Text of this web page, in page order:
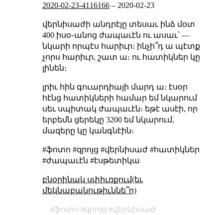
2020-02-23-4116166– 2020-02-23
վերնիսաժի անդրէյը տեսաւ ինձ մօտ
400 իսօ֊անոց ժապաւէն ու ասաւ՝ —
նկարի որպէս հարիւր։ ինչի՞դ ա պէտք
չորս հարիւր, շատ ա։ ու հատիկներ կը
լինեն։
լրիւ հին գուարդիայի մարդ ա։ էսօր
հէնց հատիկների համար եմ նկարում
սեւ սպիտակ ժապաւէն։ եթէ ասէի, որ
երբեմն ցերեկը 3200 եմ նկարում,
մազերը կը կանգնէին։
#ֆոտո #զրոյց #վերնիսաժ #հատիկներ
#ժապաւէն #էսթետիկա
բնօրինակ սփիւռքում(եւ
մեկնաբանութիւննե՞ր)
ֆոտո զրոյց
վերնիսաժ